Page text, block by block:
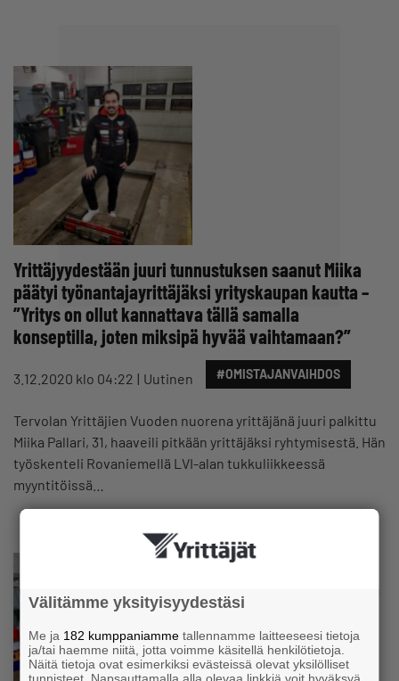
Yrittäjyydestään juuri tunnustuksen saanut Miika
päätyi työnantajayrittäjäksi yrityskaupan kautta –
”Yritys on ollut kannattava tällä samalla
konseptilla, joten miksipä hyvää vaihtamaan?”
3.12.2020 klo 04:22 Uutinen #OMISTAJANVAIHDOS
Tervolan Yrittäjien Vuoden nuorena yrittäjänä juuri palkittu
Miika Pallari, 31, haaveili pitkään yrittäjäksi ryhtymisestä. Hän
työskenteli Rovaniemellä LVI-alan tukkuliikkeessä
myyntitöissä…
Välitämme yksityisyydestäsi
Me ja 182 kumppaniamme tallennamme laitteeseesi tietoja
ja/tai haemme niitä, jotta voimme käsitellä henkilötietoja.
Näitä tietoja ovat esimerkiksi evästeissä olevat yksilölliset